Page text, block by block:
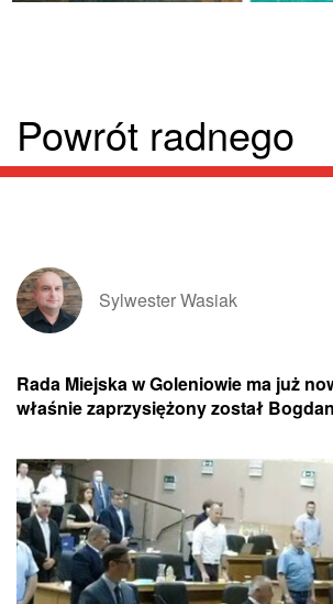
Powrót radnego
Sylwester Wasiak
Rada Miejska w Goleniowie ma już
właśnie zaprzysiężony został